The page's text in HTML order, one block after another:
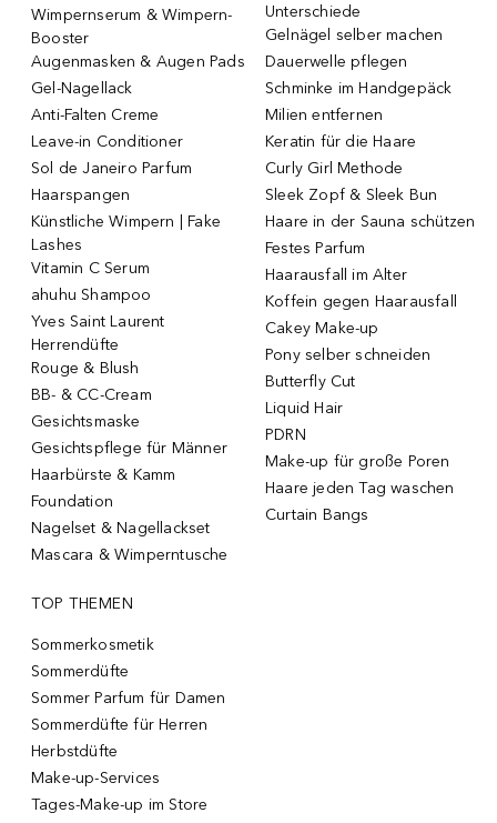
Wimpernserum & Wimpern-
Booster
Augenmasken & Augen Pads
Gel-Nagellack
Anti-Falten Creme
Leave-in Conditioner
Sol de Janeiro Parfum
Haarspangen
Künstliche Wimpern | Fake
Lashes
Vitamin C Serum
ahuhu Shampoo
Yves Saint Laurent
Herrendüfte
Rouge & Blush
BB- & CC-Cream
Gesichtsmaske
Gesichtspflege für Männer
Haarbürste & Kamm
Foundation
Nagelset & Nagellackset
Mascara & Wimperntusche
Unterschiede
Gelnägel selber machen
Dauerwelle pflegen
Schminke im Handgepäck
Milien entfernen
Keratin für die Haare
Curly Girl Methode
Sleek Zopf & Sleek Bun
Haare in der Sauna schützen
Festes Parfum
Haarausfall im Alter
Koffein gegen Haarausfall
Cakey Make-up
Pony selber schneiden
Butterfly Cut
Liquid Hair
PDRN
Make-up für große Poren
Haare jeden Tag waschen
Curtain Bangs
TOP THEMEN
Sommerkosmetik
Sommerdüfte
Sommer Parfum für Damen
Sommerdüfte für Herren
Herbstdüfte
Make-up-Services
Tages-Make-up im Store